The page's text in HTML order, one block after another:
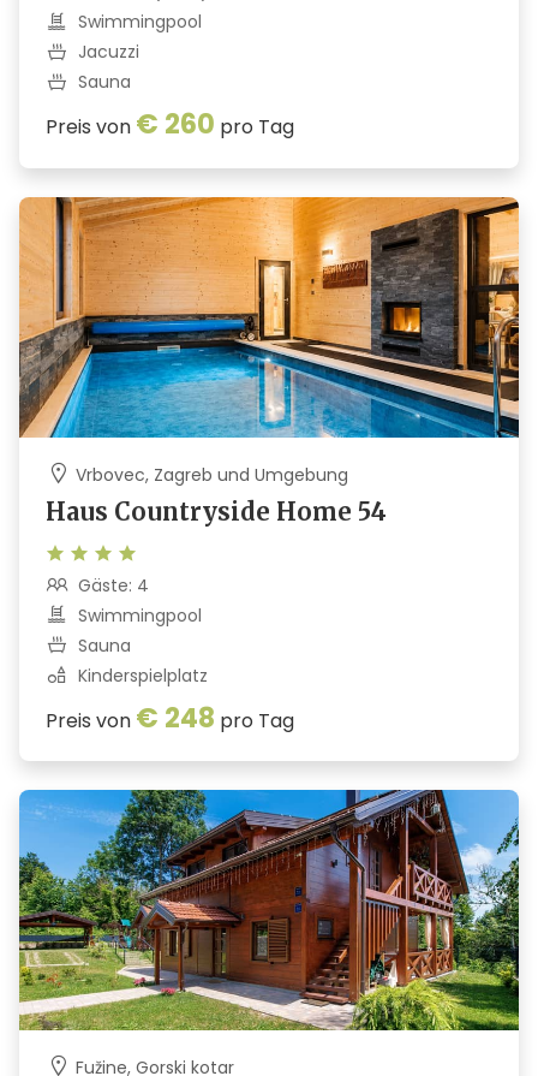
Swimmingpool
Jacuzzi
Sauna
Preis von € 260 pro Tag
Vrbovec, Zagreb und Umgebung
Haus Countryside Home 54
Gäste: 4
Swimmingpool
Sauna
Kinderspielplatz
Preis von € 248 pro Tag
Fužine, Gorski kotar
93
19